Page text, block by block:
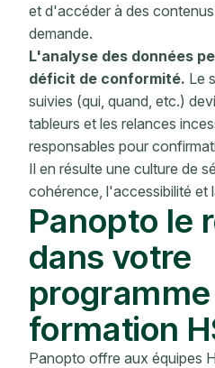
et d'accéder à des
demande.
L'analyse des données
déficit de conformité. Le
suivies (qui, quand, etc.)
tableurs et les relances
responsables pour
Il en résulte une culture de
cohérence, l'accessibilité et
Panopto le
dans votre
formation
Panopto offre aux équipes